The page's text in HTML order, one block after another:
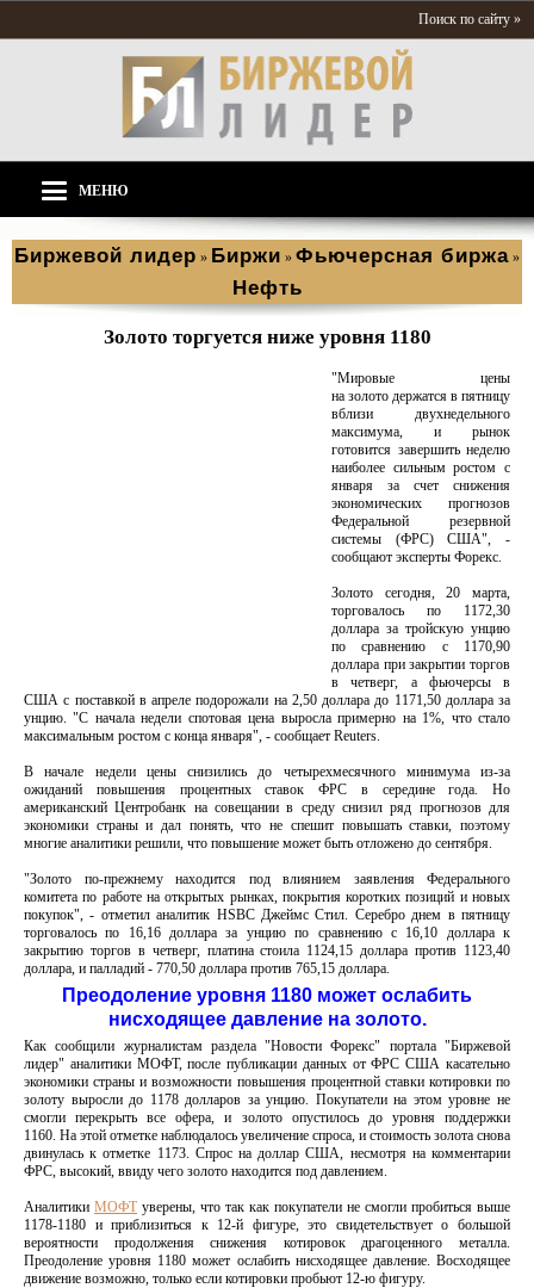
Поиск по сайту »
МЕНЮ
Биржевой лидер » Биржи » Фьючерсная биржа »
Нефть
Золото торгуется ниже уровня 1180
"Мировые цены
на золото держатся в пятницу
вблизи двухнедельного
максимума, и рынок
готовится завершить неделю
наиболее сильным ростом с
января за счет снижения
экономических прогнозов
Федеральной резервной
системы (ФРС) США", -
сообщают эксперты Форекс.
Золото сегодня, 20 марта,
торговалось по 1172,30
доллара за тройскую унцию
по сравнению с 1170,90
доллара при закрытии торгов
в четверг, а фьючерсы в
США с поставкой в апреле подорожали на 2,50 доллара до 1171,50 доллара за
унцию. "С начала недели спотовая цена выросла примерно на 1%, что стало
максимальным ростом с конца января", - сообщает Reuters.
В начале недели цены снизились до четырехмесячного минимума из-за
ожиданий повышения процентных ставок ФРС в середине года. Но
американский Центробанк на совещании в среду снизил ряд прогнозов для
экономики страны и дал понять, что не спешит повышать ставки, поэтому
многие аналитики решили, что повышение может быть отложено до сентября.
"Золото по-прежнему находится под влиянием заявления Федерального
комитета по работе на открытых рынках, покрытия коротких позиций и новых
покупок", - отметил аналитик HSBC Джеймс Стил. Серебро днем в пятницу
торговалось по 16,16 доллара за унцию по сравнению с 16,10 доллара к
закрытию торгов в четверг, платина стоила 1124,15 доллара против 1123,40
доллара, и палладий - 770,50 доллара против 765,15 доллара.
Преодоление уровня 1180 может ослабить
нисходящее давление на золото.
Как сообщили журналистам раздела "Новости Форекс" портала "Биржевой
лидер" аналитики МОФТ, после публикации данных от ФРС США касательно
экономики страны и возможности повышения процентной ставки котировки по
золоту выросли до 1178 долларов за унцию. Покупатели на этом уровне не
смогли перекрыть все офера, и золото опустилось до уровня поддержки
1160. На этой отметке наблюдалось увеличение спроса, и стоимость золота снова
двинулась к отметке 1173. Спрос на доллар США, несмотря на комментарии
ФРС, высокий, ввиду чего золото находится под давлением.
Аналитики МОФТ уверены, что так как покупатели не смогли пробиться выше
1178-1180 и приблизиться к 12-й фигуре, это свидетельствует о большой
вероятности продолжения снижения котировок драгоценного металла.
Преодоление уровня 1180 может ослабить нисходящее давление. Восходящее
движение возможно, только если котировки пробьют 12-ю фигуру.